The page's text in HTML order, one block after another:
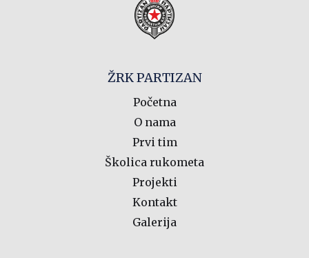
ŽRK PARTIZAN
Početna
O nama
Prvi tim
Školica rukometa
Projekti
Kontakt
Galerija